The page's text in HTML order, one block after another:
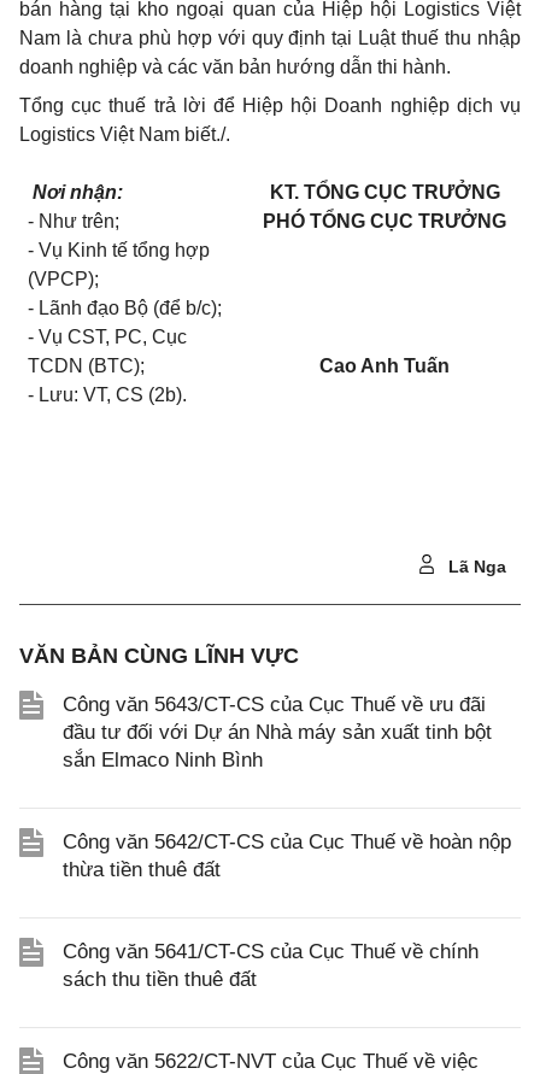
bán hàng tại kho ngoại quan của Hiệp hội Logistics Việt
Nam là chưa phù hợp với quy định tại Luật thuế thu nhập
doanh nghiệp và các văn bản hướng dẫn thi hành.
Tổng cục thuế trả lời để Hiệp hội Doanh nghiệp dịch vụ
Logistics Việt Nam biết./.
Nơi nhận:
- Như trên;
- Vụ Kinh tế tổng hợp
(VPCP);
- Lãnh đạo Bộ (để b/c);
- Vụ CST, PC, Cục
TCDN (BTC);
- Lưu: VT, CS (2b).
KT. TỔNG CỤC TRƯỞNG
PHÓ TỔNG CỤC TRƯỞNG
Cao Anh Tuấn
Lã Nga
VĂN BẢN CÙNG LĨNH VỰC
Công văn 5643/CT-CS của Cục Thuế về ưu đãi
đầu tư đối với Dự án Nhà máy sản xuất tinh bột
sắn Elmaco Ninh Bình
Công văn 5642/CT-CS của Cục Thuế về hoàn nộp
thừa tiền thuê đất
Công văn 5641/CT-CS của Cục Thuế về chính
sách thu tiền thuê đất
Công văn 5622/CT-NVT của Cục Thuế về việc